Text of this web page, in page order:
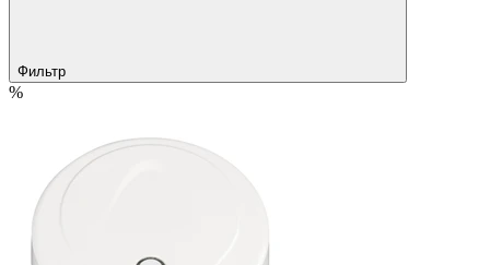
Фильтр
%